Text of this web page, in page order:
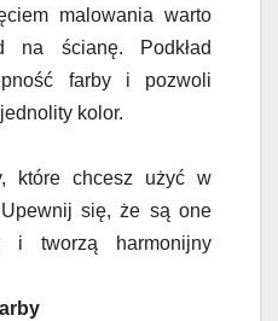
malowania warto
na ścianę. Podkład
farby i pozwoli
kolor.
które chcesz użyć w
się, że są one
i tworzą harmonijny